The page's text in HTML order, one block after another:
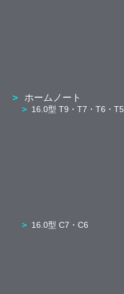
ホームノート
16.0型 T9・T7・T6・T5
16.0型 C7・C6